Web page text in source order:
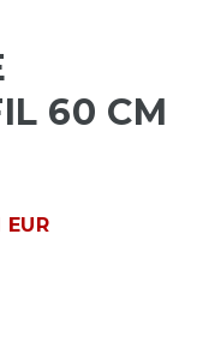
60 CM